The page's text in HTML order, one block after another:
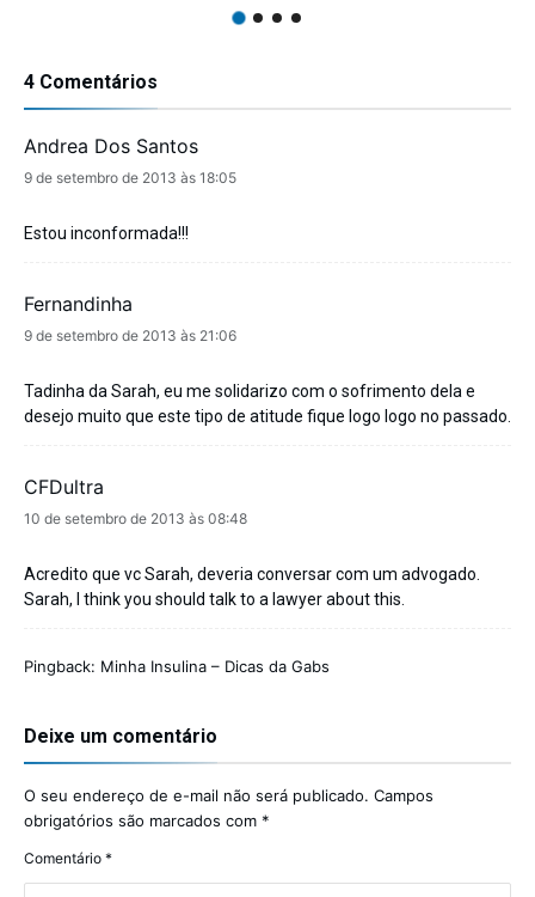
4 Comentários
Andrea Dos Santos
disse:
9 de setembro de 2013 às 18:05
Estou inconformada!!!
Fernandinha
disse:
9 de setembro de 2013 às 21:06
Tadinha da Sarah, eu me solidarizo com o sofrimento dela e
desejo muito que este tipo de atitude fique logo logo no passado.
CFDultra
disse:
10 de setembro de 2013 às 08:48
Acredito que vc Sarah, deveria conversar com um advogado.
Sarah, I think you should talk to a lawyer about this.
Pingback: Minha Insulina – Dicas da Gabs
Deixe um comentário
O seu endereço de e-mail não será publicado. Campos
obrigatórios são marcados com *
Comentário *